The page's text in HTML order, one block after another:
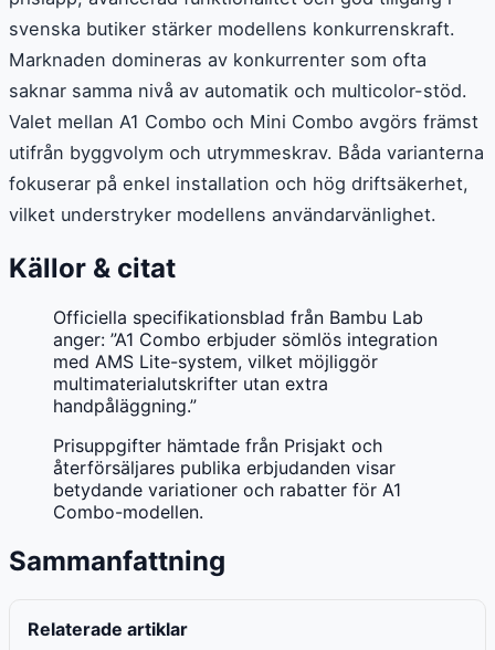
svenska butiker stärker modellens konkurrenskraft.
Marknaden domineras av konkurrenter som ofta
saknar samma nivå av automatik och multicolor-stöd.
Valet mellan A1 Combo och Mini Combo avgörs främst
utifrån byggvolym och utrymmeskrav. Båda varianterna
fokuserar på enkel installation och hög driftsäkerhet,
vilket understryker modellens användarvänlighet.
Källor & citat
Officiella specifikationsblad från Bambu Lab
anger: ”A1 Combo erbjuder sömlös integration
med AMS Lite-system, vilket möjliggör
multimaterialutskrifter utan extra
handpåläggning.”
Prisuppgifter hämtade från Prisjakt och
återförsäljares publika erbjudanden visar
betydande variationer och rabatter för A1
Combo-modellen.
Sammanfattning
Relaterade artiklar